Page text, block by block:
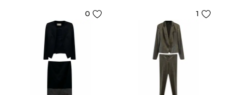
0 1